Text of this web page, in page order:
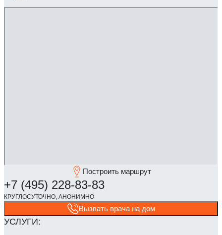
Построить маршрут
Вызвать врача на дом